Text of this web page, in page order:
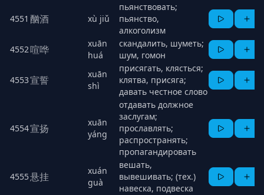
4551 酗酒 xù jiǔ
пьянствовать;
пьянство,
алкоголизм
4552喧哗
xuān
huá
скандалить, шуметь;
шум, гомон
4553宣誓
xuān
shì
присягать, клясться;
клятва, присяга;
давать честное слово
4554宣扬
xuān
yáng
отдавать должное
заслугам;
прославлять;
распространять;
пропагандировать
4555悬挂
xuán
guà
вешать,
вывешивать; (тех.)
навеска, подвеска